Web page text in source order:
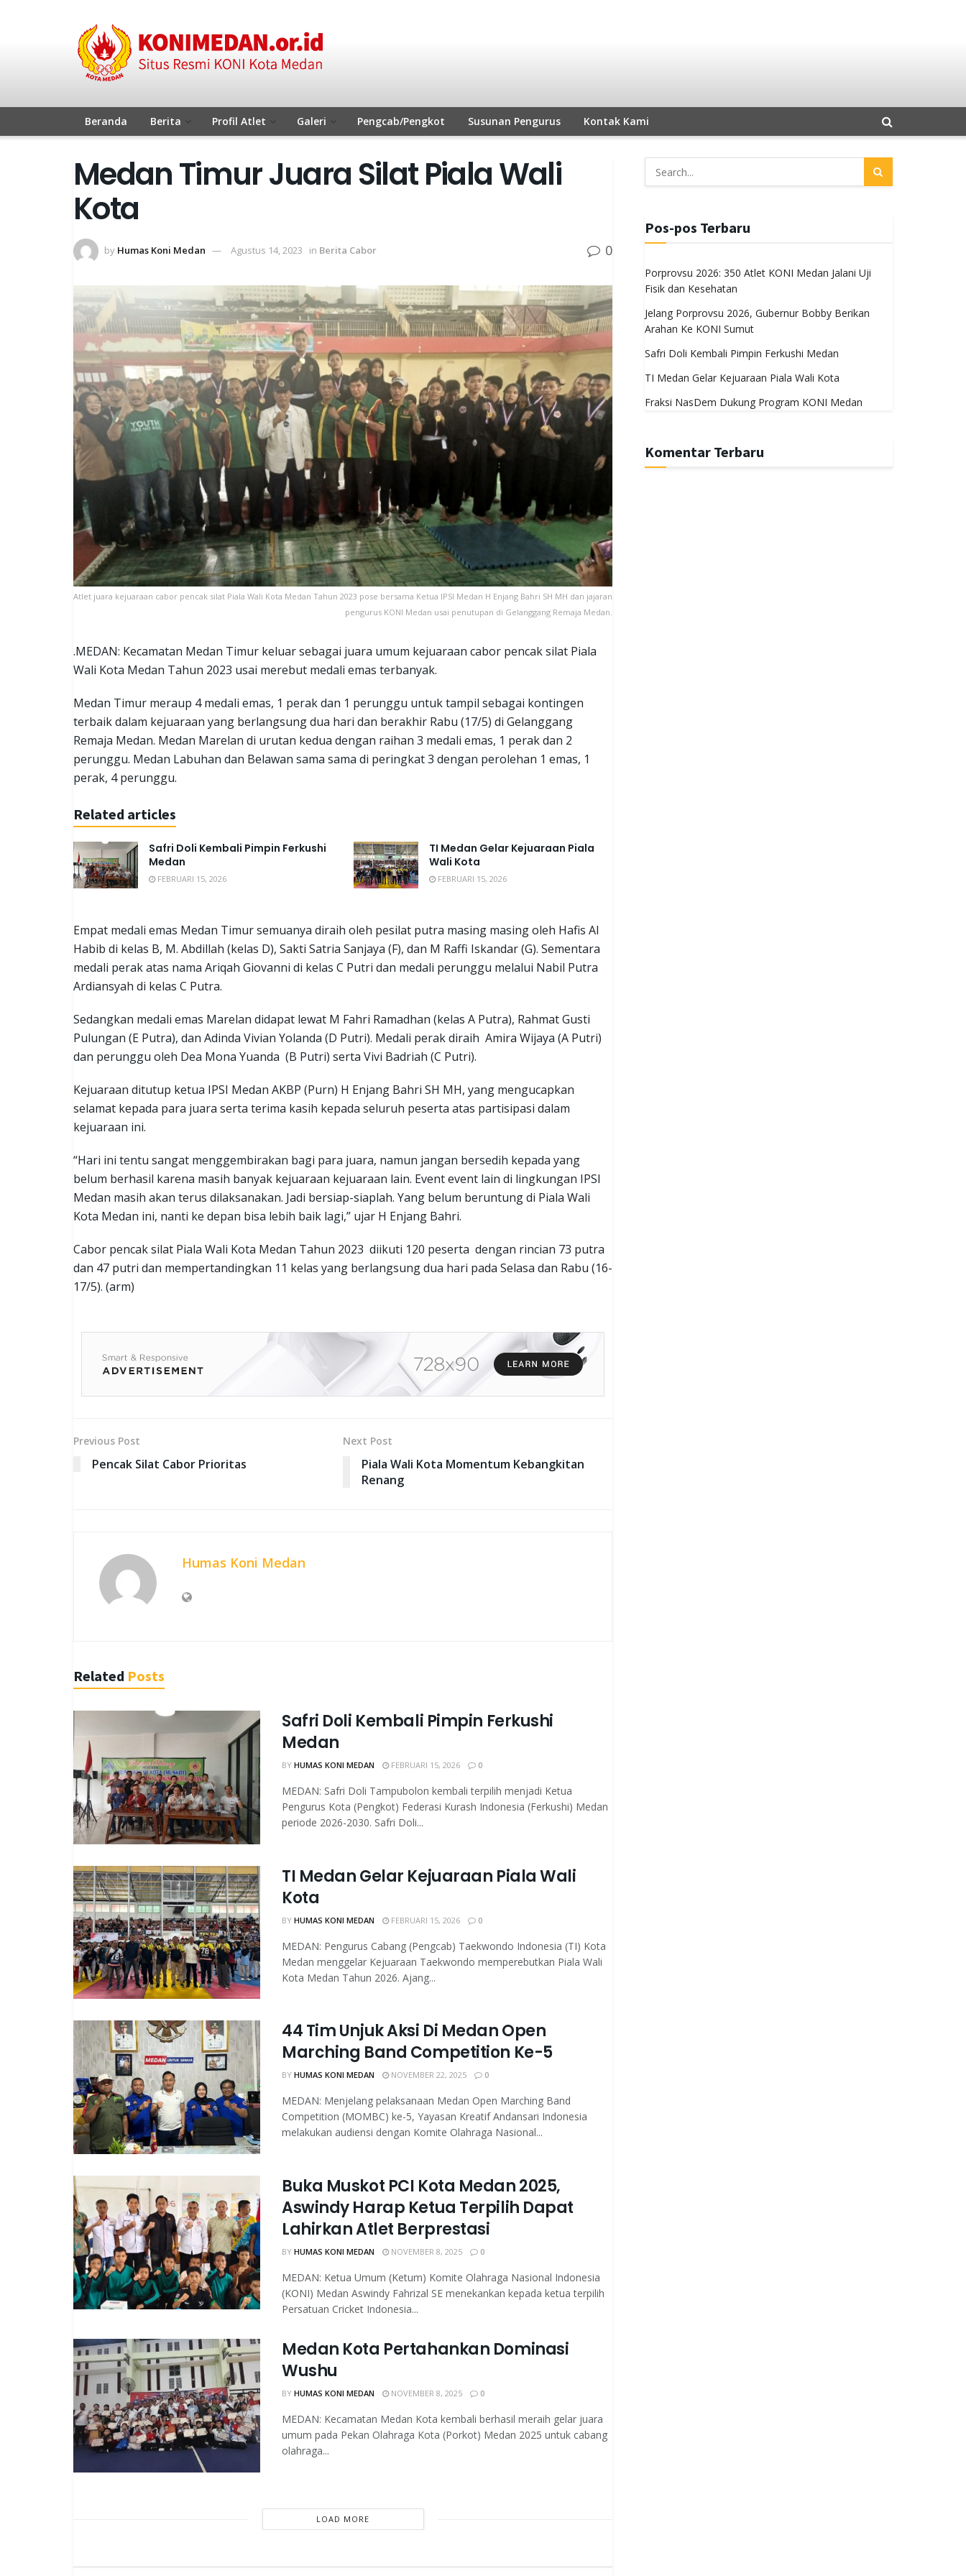
Beranda Berita Profil Atlet Galeri Pengcab/Pengkot Susunan Pengurus Kontak Kami
Medan Timur Juara Silat Piala Wali
Kota
by Humas Koni Medan Agustus 14, 2023 in Berita Cabor 0
Atlet juara kejuaraan cabor pencak silat Piala Wali Kota Medan Tahun 2023 pose bersama Ketua IPSI Medan H Enjang Bahri SH MH dan jajaran
pengurus KONI Medan usai penutupan di Gelanggang Remaja Medan.
.MEDAN: Kecamatan Medan Timur keluar sebagai juara umum kejuaraan cabor pencak silat Piala
Wali Kota Medan Tahun 2023 usai merebut medali emas terbanyak.
Medan Timur meraup 4 medali emas, 1 perak dan 1 perunggu untuk tampil sebagai kontingen
terbaik dalam kejuaraan yang berlangsung dua hari dan berakhir Rabu (17/5) di Gelanggang
Remaja Medan. Medan Marelan di urutan kedua dengan raihan 3 medali emas, 1 perak dan 2
perunggu. Medan Labuhan dan Belawan sama sama di peringkat 3 dengan perolehan 1 emas, 1
perak, 4 perunggu.
Related articles
Safri Doli Kembali Pimpin Ferkushi
Medan
FEBRUARI 15, 2026
TI Medan Gelar Kejuaraan Piala
Wali Kota
FEBRUARI 15, 2026
Empat medali emas Medan Timur semuanya diraih oleh pesilat putra masing masing oleh Hafis Al
Habib di kelas B, M. Abdillah (kelas D), Sakti Satria Sanjaya (F), dan M Raffi Iskandar (G). Sementara
medali perak atas nama Ariqah Giovanni di kelas C Putri dan medali perunggu melalui Nabil Putra
Ardiansyah di kelas C Putra.
Sedangkan medali emas Marelan didapat lewat M Fahri Ramadhan (kelas A Putra), Rahmat Gusti
Pulungan (E Putra), dan Adinda Vivian Yolanda (D Putri). Medali perak diraih Amira Wijaya (A Putri)
dan perunggu oleh Dea Mona Yuanda (B Putri) serta Vivi Badriah (C Putri).
Kejuaraan ditutup ketua IPSI Medan AKBP (Purn) H Enjang Bahri SH MH, yang mengucapkan
selamat kepada para juara serta terima kasih kepada seluruh peserta atas partisipasi dalam
kejuaraan ini.
“Hari ini tentu sangat menggembirakan bagi para juara, namun jangan bersedih kepada yang
belum berhasil karena masih banyak kejuaraan kejuaraan lain. Event event lain di lingkungan IPSI
Medan masih akan terus dilaksanakan. Jadi bersiap-siaplah. Yang belum beruntung di Piala Wali
Kota Medan ini, nanti ke depan bisa lebih baik lagi,” ujar H Enjang Bahri.
Cabor pencak silat Piala Wali Kota Medan Tahun 2023 diikuti 120 peserta dengan rincian 73 putra
dan 47 putri dan mempertandingkan 11 kelas yang berlangsung dua hari pada Selasa dan Rabu (16-
17/5). (arm)
Previous Post
Pencak Silat Cabor Prioritas
Next Post
Piala Wali Kota Momentum Kebangkitan
Renang
Humas Koni Medan
Related Posts
Safri Doli Kembali Pimpin Ferkushi
Medan
BY HUMAS KONI MEDAN FEBRUARI 15, 2026 0
MEDAN: Safri Doli Tampubolon kembali terpilih menjadi Ketua
Pengurus Kota (Pengkot) Federasi Kurash Indonesia (Ferkushi) Medan
periode 2026-2030. Safri Doli...
TI Medan Gelar Kejuaraan Piala Wali
Kota
BY HUMAS KONI MEDAN FEBRUARI 15, 2026 0
MEDAN: Pengurus Cabang (Pengcab) Taekwondo Indonesia (TI) Kota
Medan menggelar Kejuaraan Taekwondo memperebutkan Piala Wali
Kota Medan Tahun 2026. Ajang...
44 Tim Unjuk Aksi Di Medan Open
Marching Band Competition Ke-5
BY HUMAS KONI MEDAN NOVEMBER 22, 2025 0
MEDAN: Menjelang pelaksanaan Medan Open Marching Band
Competition (MOMBC) ke-5, Yayasan Kreatif Andansari Indonesia
melakukan audiensi dengan Komite Olahraga Nasional...
Buka Muskot PCI Kota Medan 2025,
Aswindy Harap Ketua Terpilih Dapat
Lahirkan Atlet Berprestasi
BY HUMAS KONI MEDAN NOVEMBER 8, 2025 0
MEDAN: Ketua Umum (Ketum) Komite Olahraga Nasional Indonesia
(KONI) Medan Aswindy Fahrizal SE menekankan kepada ketua terpilih
Persatuan Cricket Indonesia...
Medan Kota Pertahankan Dominasi
Wushu
BY HUMAS KONI MEDAN NOVEMBER 8, 2025 0
MEDAN: Kecamatan Medan Kota kembali berhasil meraih gelar juara
umum pada Pekan Olahraga Kota (Porkot) Medan 2025 untuk cabang
olahraga...
LOAD MORE
Pos-pos Terbaru
Porprovsu 2026: 350 Atlet KONI Medan Jalani Uji
Fisik dan Kesehatan
Jelang Porprovsu 2026, Gubernur Bobby Berikan
Arahan Ke KONI Sumut
Safri Doli Kembali Pimpin Ferkushi Medan
TI Medan Gelar Kejuaraan Piala Wali Kota
Fraksi NasDem Dukung Program KONI Medan
Komentar Terbaru